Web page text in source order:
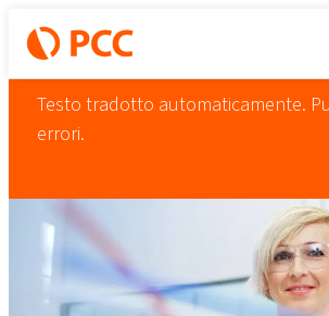
Testo tradotto automaticamente.
errori.